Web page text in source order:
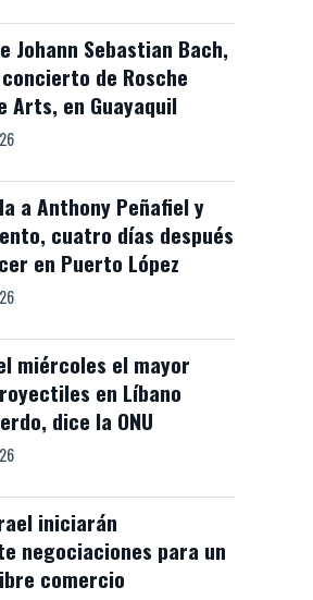
Johann Sebastian Bach,
de Rosche
Arts, en Guayaquil
a Anthony Peñafiel y
cuatro días después
en Puerto López
miércoles el mayor
en Líbano
dice la ONU
iniciarán
negociaciones para un
comercio